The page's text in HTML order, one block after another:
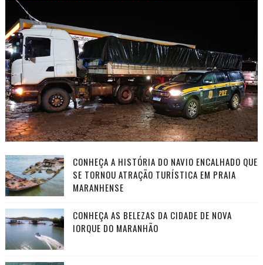
CONHEÇA A HISTÓRIA DO NAVIO ENCALHADO QUE
SE TORNOU ATRAÇÃO TURÍSTICA EM PRAIA
MARANHENSE
CONHEÇA AS BELEZAS DA CIDADE DE NOVA
IORQUE DO MARANHÃO